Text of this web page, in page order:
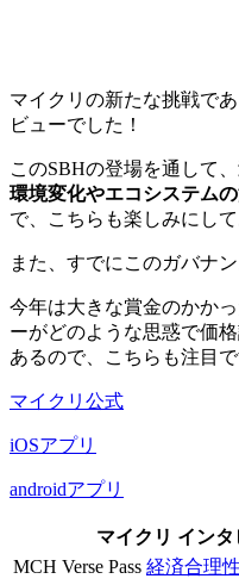
マイクリの新たな挑戦で
ビューでした！
このSBHの登場を通して、
環境変化やエコシステム
で、こちらも楽しみにして
また、すでにこのガバナ
今年は大きな賞金のかか
ーがどのような思惑で価
あるので、こちらも注目で
マイクリ公式
iOSアプリ
androidアプリ
マイクリ イン
MCH Verse Pass 経済合理